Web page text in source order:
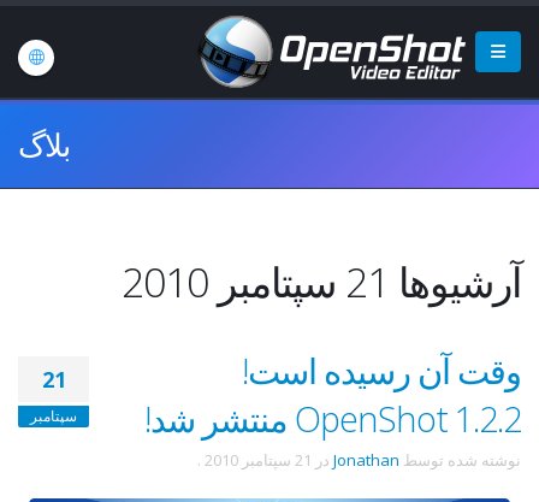
بلاگ
آرشیوها 21 سپتامبر 2010
21
سپتامبر
وقت آن رسیده است!
OpenShot 1.2.2 منتشر شد!
نوشته شده توسط Jonathan در 21 سپتامبر 2010 .